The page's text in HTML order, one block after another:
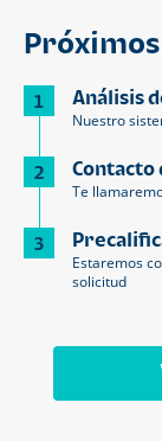
1 Análisis
Nuestro
2 Contacto
Te
3
Estaremos
solicitud